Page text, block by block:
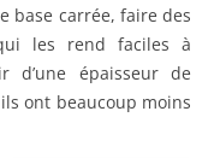
base carrée, faire des
les rend faciles à
épaisseur de
ont beaucoup moins